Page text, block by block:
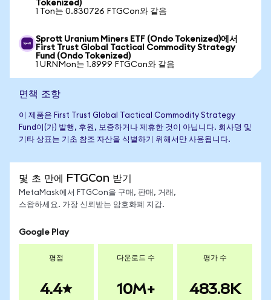
Tokenized)
1 Ton는 0.830726 FTGCon와 같음
Sprott Uranium Miners ETF (Ondo Tokenized)에서
First Trust Global Tactical Commodity Strategy
Fund (Ondo Tokenized)
1 URNMon는 1.8999 FTGCon와 같음
면책 조항
이 제품은 First Trust Global Tactical Commodity Strategy
Fund이(가) 발행, 후원, 보증하거나 제휴한 것이 아닙니다. 회사명 및
기타 상표는 기초 참조 자산을 식별하기 위해서만 사용됩니다.
몇 초 만에 FTGCon 받기
MetaMask에서 FTGCon을 구매, 판매, 거래,
스왑하세요. 가장 신뢰받는 암호화폐 지갑.
Google Play
평점
4.4
다운로드 수
10M+
평가 수
483.8K